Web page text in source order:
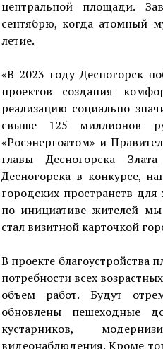
центральной площади.
сентябрю, когда атомный
летие.
«В 2023 году Десногорск
проектов создания
реализацию социально
свыше 125 миллионов
«Росэнергоатом» и
главы Десногорска
Десногорска в конкурсе,
городских пространств
по инициативе жителей
стал визитной карточкой
В проекте благоустройства
потребности всех
объем работ. Будут
обновлены пешеходные
кустарников,
видеонаблюдения. Кроме